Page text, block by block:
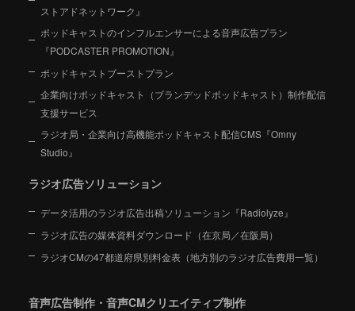
ストアドネットワーク』
ポッドキャストのインフルエンサーによる音声広告プラン
『PODCASTER PROMOTION』
ポッドキャストブーストプラン
企業向けポッドキャスト（ブランデッドポッドキャスト）制作配信
支援サービス
ラジオ局・企業向け高機能ポッドキャスト配信CMS『Omny
Studio』
ラジオ広告ソリューション
データ活用のラジオ広告出稿ソリューション『Radiolyze』
ラジオ広告の媒体資料ダウンロード（在京局／在阪局）
ラジオCMの47都道府県別料金表（地方別のラジオ広告費用一覧）
音声広告制作・音声CMクリエイティブ制作